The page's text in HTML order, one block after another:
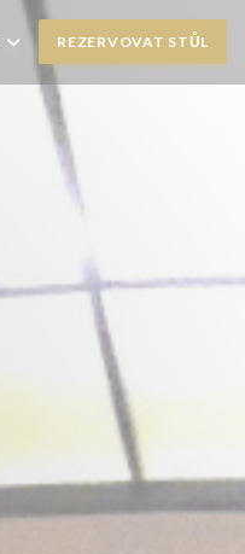
REZERVOVAT STŮL